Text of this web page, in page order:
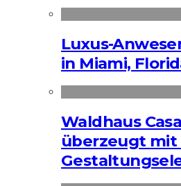
Luxus-
in Miami,
Waldhaus
überzeugt